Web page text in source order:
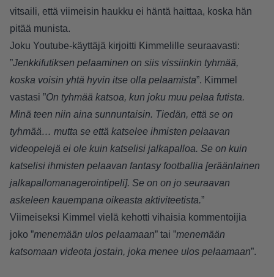
vitsaili, että viimeisin haukku ei häntä haittaa, koska hän
pitää munista.
Joku Youtube-käyttäjä kirjoitti Kimmelille seuraavasti:
”Jenkkifutiksen pelaaminen on siis vissiinkin tyhmää,
koska voisin yhtä hyvin itse olla pelaamista”. Kimmel
vastasi ”On tyhmää katsoa, kun joku muu pelaa futista.
Minä teen niin aina sunnuntaisin. Tiedän, että se on
tyhmää… mutta se että katselee ihmisten pelaavan
videopelejä ei ole kuin katselisi jalkapalloa. Se on kuin
katselisi ihmisten pelaavan fantasy footballia [eräänlainen
jalkapallomanagerointipeli]. Se on on jo seuraavan
askeleen kauempana oikeasta aktiviteetista.”
Viimeiseksi Kimmel vielä kehotti vihaisia kommentoijia
joko ”menemään ulos pelaamaan” tai ”menemään
katsomaan videota jostain, joka menee ulos pelaamaan”.